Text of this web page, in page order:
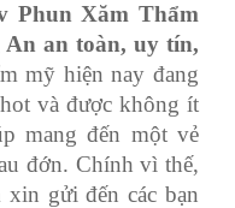
Phun Xăm Thẩm
an toàn, uy tín,
mỹ hiện nay đang
và được không ít
mang đến một vẻ
đớn. Chính vì thế,
gửi đến các bạn